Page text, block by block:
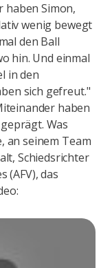
haben Simon,
wenig bewegt
den Ball
hin. Und einmal
in den
sich gefreut."
haben
Was
an seinem Team
Schiedsrichter
(AFV), das